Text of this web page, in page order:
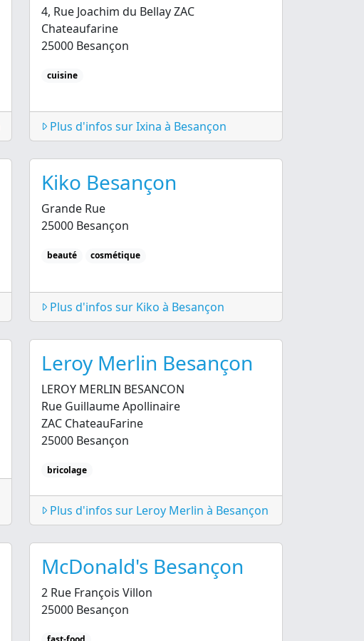
4, Rue Joachim du Bellay ZAC
Chateaufarine
25000 Besançon
cuisine
Plus d'infos sur Ixina à Besançon
Kiko Besançon
Grande Rue
25000 Besançon
beauté cosmétique
Plus d'infos sur Kiko à Besançon
Leroy Merlin Besançon
LEROY MERLIN BESANCON
Rue Guillaume Apollinaire
ZAC ChateauFarine
25000 Besançon
bricolage
Plus d'infos sur Leroy Merlin à Besançon
McDonald's Besançon
2 Rue François Villon
25000 Besançon